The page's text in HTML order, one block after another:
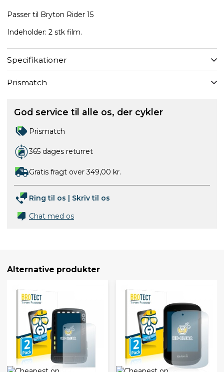
Passer til Bryton Rider 15
Indeholder: 2 stk film.
Specifikationer
Prismatch
God service til alle os, der cykler
Prismatch
365 dages returret
Gratis fragt over 349,00 kr.
Ring til os | Skriv til os
Chat med os
Alternative produkter